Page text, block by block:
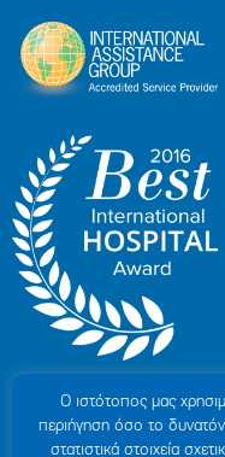
Ο ιστότοπoς μας
περιήγηση όσο το δυνατόν
στατιστικά στοιχεία